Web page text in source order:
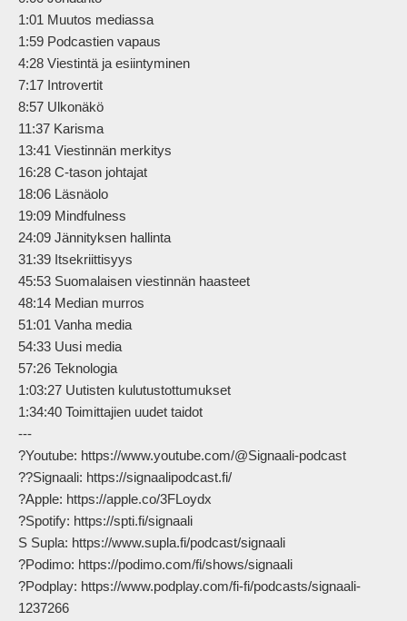
1:01 Muutos mediassa
1:59 Podcastien vapaus
4:28 Viestintä ja esiintyminen
7:17 Introvertit
8:57 Ulkonäkö
11:37 Karisma
13:41 Viestinnän merkitys
16:28 C-tason johtajat
18:06 Läsnäolo
19:09 Mindfulness
24:09 Jännityksen hallinta
31:39 Itsekriittisyys
45:53 Suomalaisen viestinnän haasteet
48:14 Median murros
51:01 Vanha media
54:33 Uusi media
57:26 Teknologia
1:03:27 Uutisten kulutustottumukset
1:34:40 Toimittajien uudet taidot
---
?Youtube: https://www.youtube.com/@Signaali-podcast
??Signaali: https://signaalipodcast.fi/
?Apple: https://apple.co/3FLoydx
?Spotify: https://spti.fi/signaali
S Supla: https://www.supla.fi/podcast/signaali
?Podimo: https://podimo.com/fi/shows/signaali
?Podplay: https://www.podplay.com/fi-fi/podcasts/signaali-
1237266